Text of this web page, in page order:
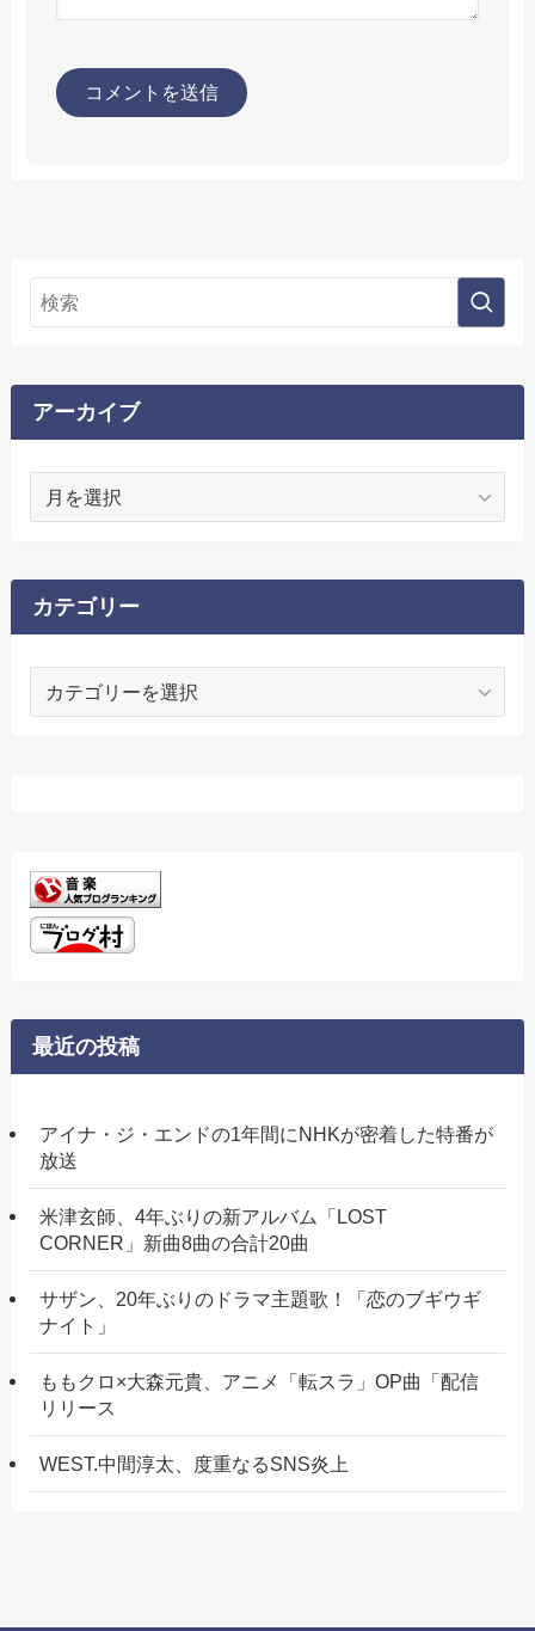
アーカイブ
イ
ブ
カテゴリー
最近の投稿
アイナ・ジ・エンドの1年間にNHKが密着した特番が
放送
米津玄師、4年ぶりの新アルバム「LOST
CORNER」新曲8曲の合計20曲
サザン、20年ぶりのドラマ主題歌！「恋のブギウギ
ナイト」
ももクロ×大森元貴、アニメ「転スラ」OP曲「配信
リリース
WEST.中間淳太、度重なるSNS炎上